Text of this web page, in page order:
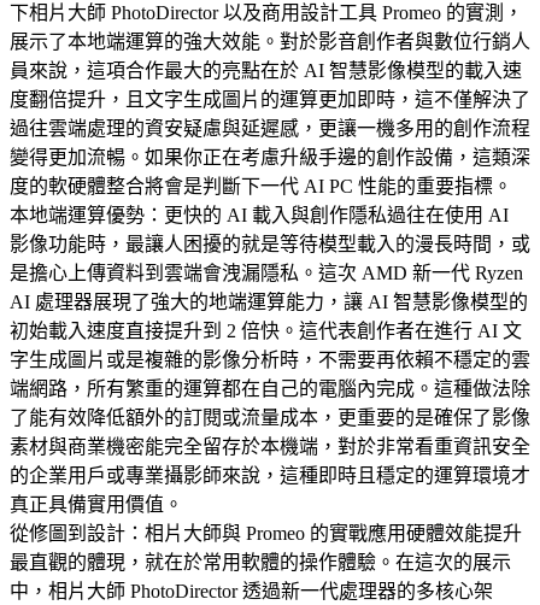
下相片大師 PhotoDirector 以及商用設計工具 Promeo 的實測，
展示了本地端運算的強大效能。對於影音創作者與數位行銷人
員來說，這項合作最大的亮點在於 AI 智慧影像模型的載入速
度翻倍提升，且文字生成圖片的運算更加即時，這不僅解決了
過往雲端處理的資安疑慮與延遲感，更讓一機多用的創作流程
變得更加流暢。如果你正在考慮升級手邊的創作設備，這類深
度的軟硬體整合將會是判斷下一代 AI PC 性能的重要指標。
本地端運算優勢：更快的 AI 載入與創作隱私過往在使用 AI
影像功能時，最讓人困擾的就是等待模型載入的漫長時間，或
是擔心上傳資料到雲端會洩漏隱私。這次 AMD 新一代 Ryzen
AI 處理器展現了強大的地端運算能力，讓 AI 智慧影像模型的
初始載入速度直接提升到 2 倍快。這代表創作者在進行 AI 文
字生成圖片或是複雜的影像分析時，不需要再依賴不穩定的雲
端網路，所有繁重的運算都在自己的電腦內完成。這種做法除
了能有效降低額外的訂閱或流量成本，更重要的是確保了影像
素材與商業機密能完全留存於本機端，對於非常看重資訊安全
的企業用戶或專業攝影師來說，這種即時且穩定的運算環境才
真正具備實用價值。
從修圖到設計：相片大師與 Promeo 的實戰應用硬體效能提升
最直觀的體現，就在於常用軟體的操作體驗。在這次的展示
中，相片大師 PhotoDirector 透過新一代處理器的多核心架